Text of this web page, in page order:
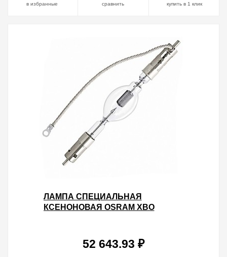
в избранные сравнить купить в 1 клик
ЛАМПА СПЕЦИАЛЬНАЯ
КСЕНОНОВАЯ OSRAM XBO
52 643.93 ₽